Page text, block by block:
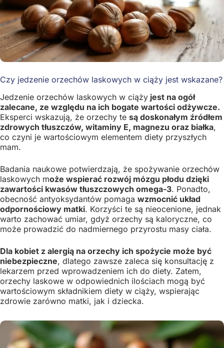
Czy jedzenie orzechów laskowych w ciąży jest wskazane?
Jedzenie orzechów laskowych w ciąży jest na ogół
zalecane, ze względu na ich bogate wartości odżywcze.
Eksperci wskazują, że orzechy te są doskonałym źródłem
zdrowych tłuszczów, witaminy E, magnezu oraz białka,
co czyni je wartościowym elementem diety przyszłych
mam.
Badania naukowe potwierdzają, że spożywanie orzechów
laskowych może wspierać rozwój mózgu płodu dzięki
zawartości kwasów tłuszczowych omega-3. Ponadto,
obecność antyoksydantów pomaga wzmocnić układ
odpornościowy matki. Korzyści te są nieocenione, jednak
warto zachować umiar, gdyż orzechy są kaloryczne, co
może prowadzić do nadmiernego przyrostu masy ciała.
Dla kobiet z alergią na orzechy ich spożycie może być
niebezpieczne, dlatego zawsze zaleca się konsultację z
lekarzem przed wprowadzeniem ich do diety. Zatem,
orzechy laskowe w odpowiednich ilościach mogą być
wartościowym składnikiem diety w ciąży, wspierając
zdrowie zarówno matki, jak i dziecka.